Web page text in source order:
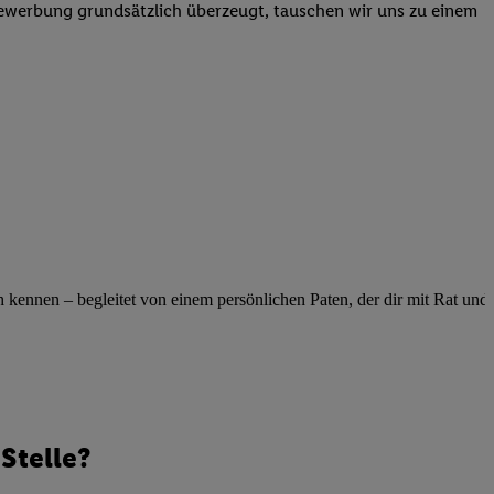
grundsätzlich überzeugt, tauschen wir uns zu einem
– begleitet von einem persönlichen Paten, der dir mit Rat und
Zwecke
Informationen,
basierten Utiq-
von Profilen